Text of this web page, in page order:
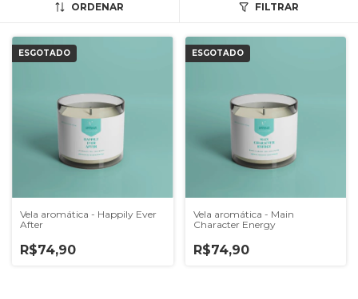
ORDENAR FILTRAR
ESGOTADO
Vela aromática - Happily Ever
After
R$74,90
ESGOTADO
Vela aromática - Main
Character Energy
R$74,90